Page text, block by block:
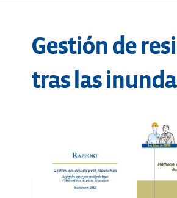
Gestión de
tras las